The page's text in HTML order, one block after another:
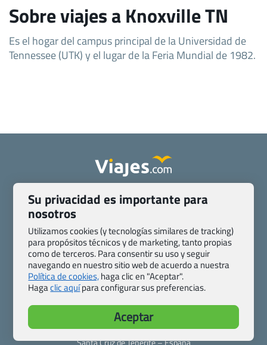
Sobre viajes a Knoxville TN
Es el hogar del campus principal de la Universidad de
Tennessee (UTK) y el lugar de la Feria Mundial de 1982.
Quienes somos
Contacto
Pasaporte, Visado, Salud y otras disposiciones específicas
Blog de Viajes.com
Preguntas frecuentes
Condiciones generales
Política de privacidad y cookies
Transparencia
Todas las páginas – sitemap
Viajes.com
Last Minute Express S.L.U.
c/ Drago, CC HLS, Local 13
38660 Miraverde – Adeje
Santa Cruz de Tenerife – España
Su privacidad es importante para
nosotros
Utilizamos cookies (y tecnologías similares de tracking)
para propósitos técnicos y de marketing, tanto propias
como de terceros. Para consentir su uso y seguir
navegando en nuestro sitio web de acuerdo a nuestra
Política de cookies,haga clic en "Aceptar".
Hagaclic aquípara configurar sus preferencias.
Aceptar